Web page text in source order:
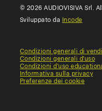
© 2026 AUDIOVISIVA Srl.
Sviluppato da Incode
Condizioni generali di
Condizioni generali d'uso
Condizioni d'uso
Informativa sulla privacy
Preferenze dei cookie